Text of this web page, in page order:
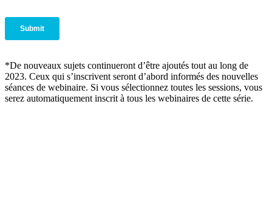
*De nouveaux sujets continueront d’être ajoutés tout au long de
2023. Ceux qui s’inscrivent seront d’abord informés des nouvelles
séances de webinaire. Si vous sélectionnez toutes les sessions, vous
serez automatiquement inscrit à tous les webinaires de cette série.